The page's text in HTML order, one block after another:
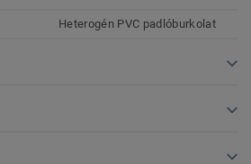
Heterogén PVC padlóburkolat